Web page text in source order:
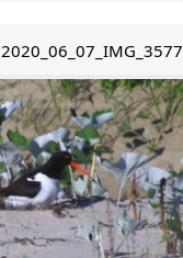
2020_06_07_IMG_3577